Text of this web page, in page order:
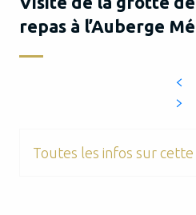
repas à l’Auberge
Toutes les infos sur